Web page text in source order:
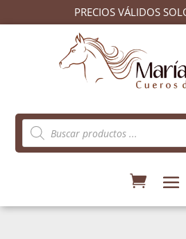
PRECIOS VÁLIDOS
Búsqueda
de
productos